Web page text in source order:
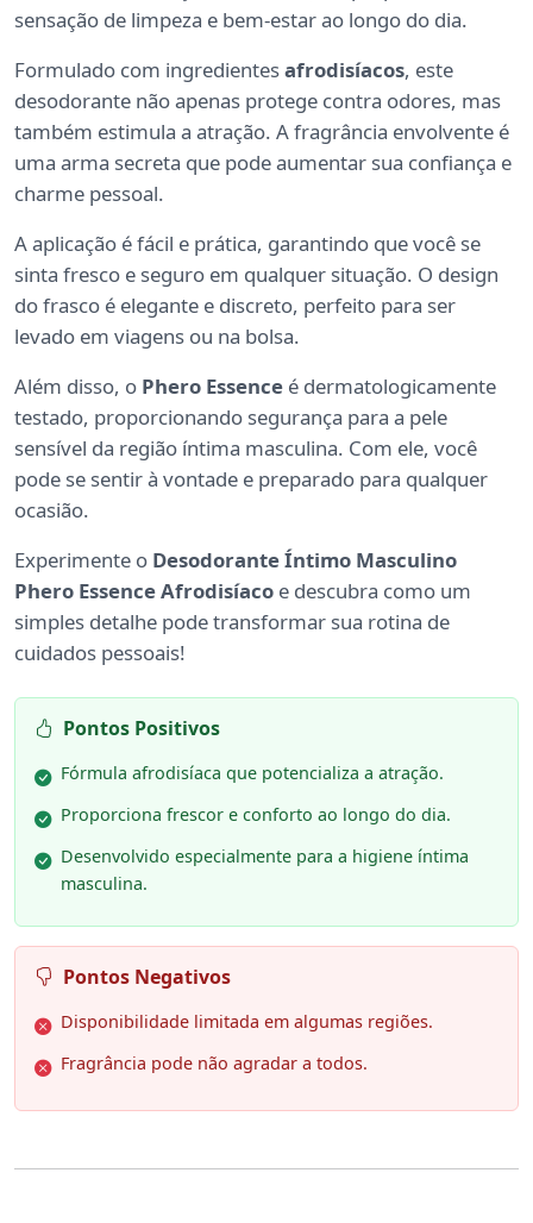
sensação de limpeza e bem-estar ao longo do dia.
Formulado com ingredientesafrodisíacos, este
desodorante não apenas protege contra odores, mas
também estimula a atração. A fragrância envolvente é
uma arma secreta que pode aumentar sua confiança e
charme pessoal.
A aplicação é fácil e prática, garantindo que você se
sinta fresco e seguro em qualquer situação. O design
do frasco é elegante e discreto, perfeito para ser
levado em viagens ou na bolsa.
Além disso, o Phero Essence é dermatologicamente
testado, proporcionando segurança para a pele
sensível da região íntima masculina. Com ele, você
pode se sentir à vontade e preparado para qualquer
ocasião.
Experimente o Desodorante Íntimo Masculino
Phero Essence Afrodisíaco e descubra como um
simples detalhe pode transformar sua rotina de
cuidados pessoais!
Pontos Positivos
Fórmula afrodisíaca que potencializa a atração.
Proporciona frescor e conforto ao longo do dia.
Desenvolvido especialmente para a higiene íntima
masculina.
Pontos Negativos
Disponibilidade limitada em algumas regiões.
Fragrância pode não agradar a todos.